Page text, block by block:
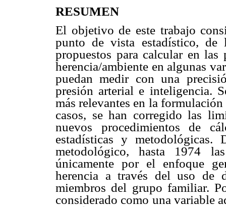
RESUMEN
El objetivo de este trabajo
punto de vista estadístico, de
propuestos para calcular en
herencia/ambiente en algunas
puedan medir con una
presión arterial e inteligencia.
más relevantes en la
casos, se han corregido las
nuevos procedimientos de
estadísticas y
metodológico, hasta 1974
únicamente por el enfoque
herencia a través del uso de
miembros del grupo familiar.
considerado como una variable